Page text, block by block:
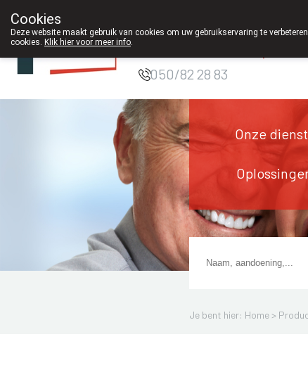
Apotheek DE
050/82 28 83
Onze
Je bent hier: Home >
Cookies
Deze website maakt gebruik van cookies om uw gebruikservaring te
cookies. Klik hier voor meer info.